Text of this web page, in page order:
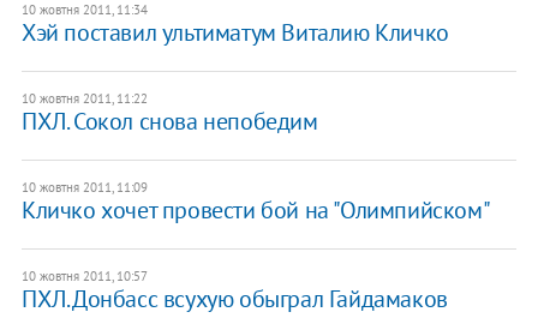
10 жовтня 2011, 11:34
Хэй поставил ультиматум Виталию Кличко
10 жовтня 2011, 11:22
ПХЛ. Сокол снова непобедим
10 жовтня 2011, 11:09
Кличко хочет провести бой на "Олимпийском"
10 жовтня 2011, 10:57
ПХЛ. Донбасс всухую обыграл Гайдамаков